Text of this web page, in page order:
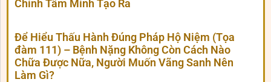
Chính Tâm Mình Tạo Ra
Để Hiểu Thấu Hành Đúng Pháp Hộ Niệm (Tọa
đàm 111) – Bệnh Nặng Không Còn Cách Nào
Chữa Được Nữa, Người Muốn Vãng Sanh Nên
Làm Gì?